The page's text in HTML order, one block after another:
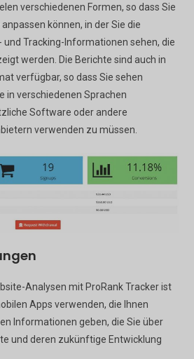
verschiedenen Formen, so dass Sie
können, in der Sie die
und Tracking-Informationen sehen, die
werden. Die Berichte sind auch in
verfügbar, so dass Sie sehen
in verschiedenen Sprachen
Software oder andere
verwenden zu müssen.
Analysen mit ProRank Tracker ist
Apps verwenden, die Ihnen
Informationen geben, die Sie über
und deren zukünftige Entwicklung